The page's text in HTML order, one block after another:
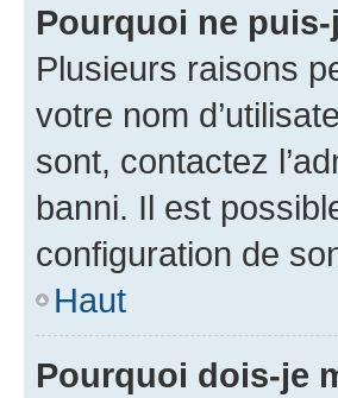
Pourquoi ne
Plusieurs raisons
votre nom
sont, contactez
banni. Il est
configuration de
Haut
Pourquoi dois-je